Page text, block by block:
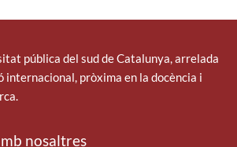
pública del sud de Catalunya, arrelada
pròxima en la docència i
nosaltres